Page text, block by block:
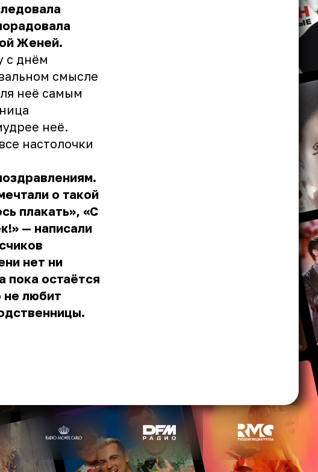
Женей.
с днём
смысле
неё самым
неё.
настолочки
о такой
плакать», «С
— написали
нет ни
пока остаётся
не любит